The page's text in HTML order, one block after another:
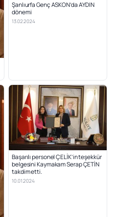
Şanlıurfa Genç ASKON’da AYDIN
dönemi
13.02.2024
Başarılı personel ÇELİK’in teşekkür
belgesini Kaymakam Serap ÇETİN
takdim etti.
10.01.2024